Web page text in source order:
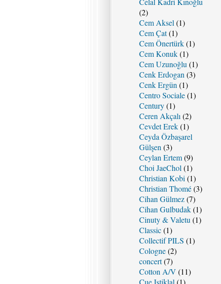
(2)
Cem Aksel (1)
Cem Çat(1)
Cem Önertürk(1)
Cem Konuk(1)
Cem Uzunoğlu (1)
Cenk Erdogan (3)
Cenk Ergün (1)
Centro Sociale(1)
Century(1)
Ceren Akçalı (2)
Cevdet Erek(1)
Ceyda Özbaşarel
Gülşen (3)
Ceylan Ertem(9)
Choi JaeChol (1)
Christian Kobi (1)
Christian Thomé(3)
Cihan Gülmez(7)
Cihan Gulbudak(1)
Cinuty & Valetu (1)
Classic(1)
Collectif PILS (1)
Cologne(2)
concert(7)
Cotton A/V (11)
Cue Istiklal (1)